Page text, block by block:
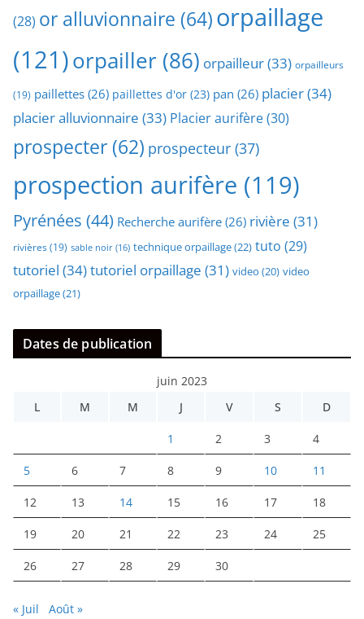
(28) or alluvionnaire (64)orpaillage
(121)orpailler (86) orpailleur(33) orpailleurs
(19) paillettes (26) paillettes d'or (23) pan (26) placier(34)
placier alluvionnaire (33) Placier aurifère(30)
prospecter (62) prospecteur (37)
prospection aurifère (119)
Pyrénées (44) Recherche aurifère (26) rivière (31)
rivières(19) sable noir (16) technique orpaillage(22) tuto (29)
tutoriel (34)tutoriel orpaillage (31) video (20) video
orpaillage(21)
Dates de publication
juin 2023
L
M M J V S D
1 2 3 4
5 6 7 8 9 10 11
12 13 14 15 16 17 18
19 20 21 22 23 24 25
26 27 28 29 30
« Juil Août »